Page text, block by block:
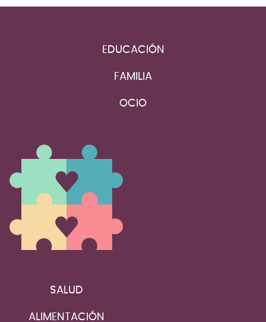
EDUCACIÓN
FAMILIA
OCIO
SALUD
ALIMENTACIÓN